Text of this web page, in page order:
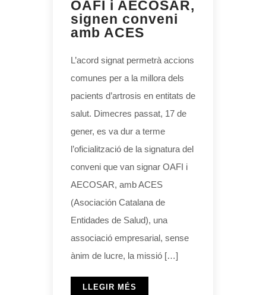
OAFI i AECOSAR,
signen conveni
amb ACES
L’acord signat permetrà accions
comunes per a la millora dels
pacients d’artrosis en entitats de
salut. Dimecres passat, 17 de
gener, es va dur a terme
l’oficialització de la signatura del
conveni que van signar OAFI i
AECOSAR, amb ACES
(Asociación Catalana de
Entidades de Salud), una
associació empresarial, sense
ànim de lucre, la missió […]
LLEGIR MÉS